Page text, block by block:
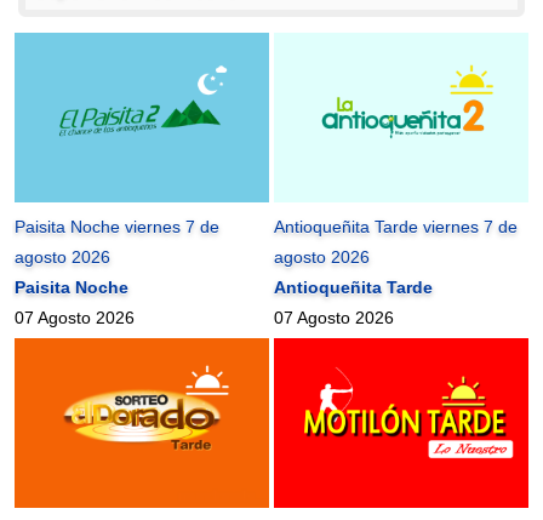
Paisita Noche viernes 7 de
agosto 2026
Paisita Noche
07 Agosto 2026
Antioqueñita Tarde viernes 7 de
agosto 2026
Antioqueñita Tarde
07 Agosto 2026